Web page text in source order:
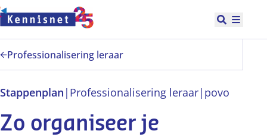
Doorgaan naar hoofdinhoud
Open
Professionalisering leraar
Stappenplan | Professionalisering leraar| povo
Zo organiseer je